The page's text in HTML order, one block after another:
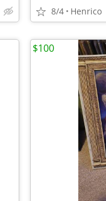
8/4 Henrico
$100